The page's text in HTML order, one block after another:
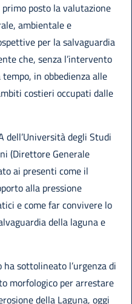
posto la valutazione
ambientale e
per la salvaguardia
che, senza l’intervento
tempo, in obbedienza alle
costieri occupati dalle
dell’Università degli Studi
(Direttore Generale
ai presenti come il
alla pressione
e come far convivere lo
della laguna e
sottolineato l’urgenza di
morfologico per arrestare
della Laguna, oggi